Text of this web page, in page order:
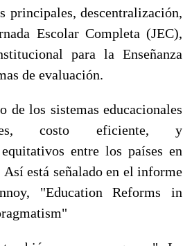
principales, descentralización,
Escolar Completa (JEC),
para la Enseñanza
de evaluación.
de los sistemas educacionales
costo eficiente, y
entre los países en
está señalado en el informe
"Education Reforms in